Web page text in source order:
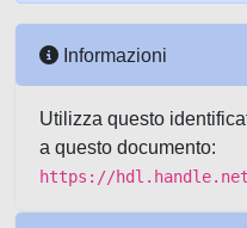
Informazioni
Utilizza questo
a questo documento:
https://hdl.handle.net/